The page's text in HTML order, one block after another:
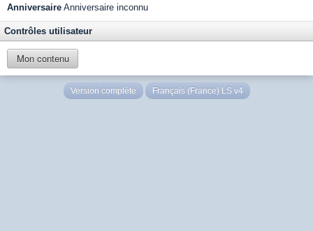
Anniversaire Anniversaire inconnu
Contrôles utilisateur
Mon contenu
Version complète Français (France) LS v4